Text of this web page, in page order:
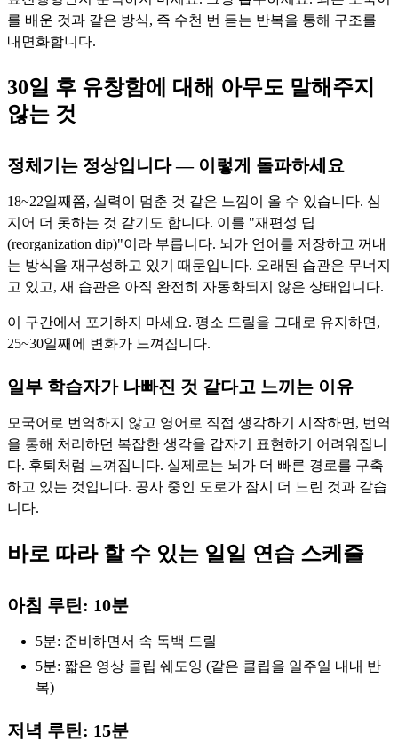
를 배운 것과 같은 방식, 즉 수천 번 듣는 반복을 통해 구조를
내면화합니다.
30일 후 유창함에 대해 아무도 말해주지
않는 것
정체기는 정상입니다 — 이렇게 돌파하세요
18~22일째쯤, 실력이 멈춘 것 같은 느낌이 올 수 있습니다. 심
지어 더 못하는 것 같기도 합니다. 이를 "재편성 딥
(reorganization dip)"이라 부릅니다. 뇌가 언어를 저장하고 꺼내
는 방식을 재구성하고 있기 때문입니다. 오래된 습관은 무너지
고 있고, 새 습관은 아직 완전히 자동화되지 않은 상태입니다.
이 구간에서 포기하지 마세요. 평소 드릴을 그대로 유지하면,
25~30일째에 변화가 느껴집니다.
일부 학습자가 나빠진 것 같다고 느끼는 이유
모국어로 번역하지 않고 영어로 직접 생각하기 시작하면, 번역
을 통해 처리하던 복잡한 생각을 갑자기 표현하기 어려워집니
다. 후퇴처럼 느껴집니다. 실제로는 뇌가 더 빠른 경로를 구축
하고 있는 것입니다. 공사 중인 도로가 잠시 더 느린 것과 같습
니다.
바로 따라 할 수 있는 일일 연습 스케줄
아침 루틴: 10분
5분: 준비하면서 속 독백 드릴
5분: 짧은 영상 클립 쉐도잉 (같은 클립을 일주일 내내 반
복)
저녁 루틴: 15분